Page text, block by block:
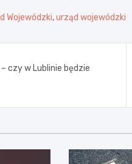
Wojewódzki,urząd wojewódzki
czy w Lublinie będzie